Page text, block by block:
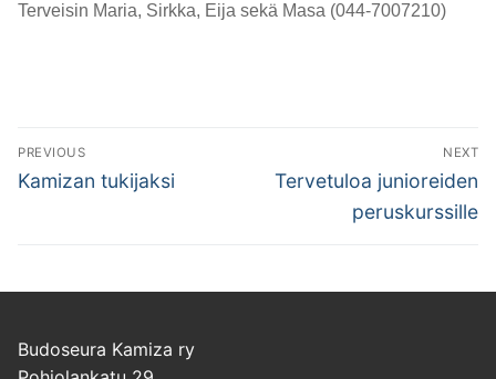
Terveisin Maria, Sirkka, Eija sekä Masa (044-7007210)
Artikkelien
selaus
PREVIOUS
Previous
Kamizan tukijaksi
NEXT
Next
Tervetuloa junioreiden
peruskurssille
Budoseura Kamiza ry